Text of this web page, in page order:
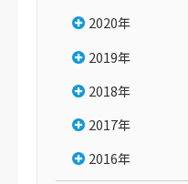
2020年
2019年
2018年
2017年
2016年